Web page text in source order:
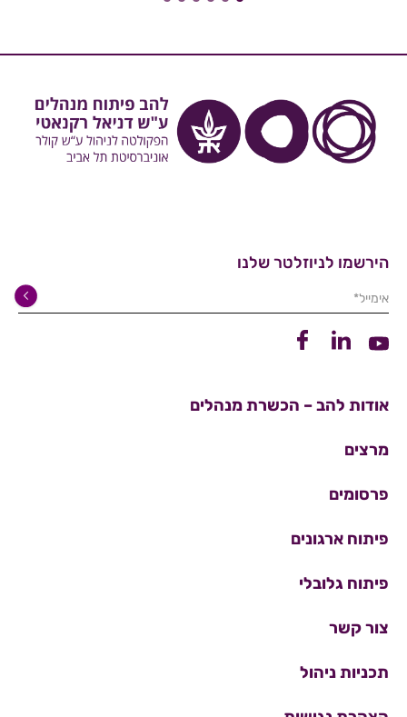
הירשמו לניוזלטר שלנו
אימייל*
קישור ליוטיובקישור ללינקדיןקישור לפייסבוק
אודות להב – הכשרת מנהלים
מרצים
פרסומים
פיתוח ארגונים
פיתוח גלובלי
צור קשר
תכניות ניהול